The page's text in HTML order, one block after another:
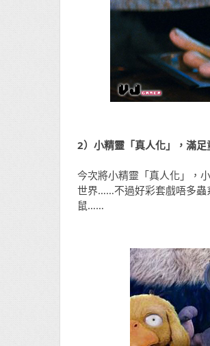
2）小精靈「真人化」，滿足
今次將小精靈「真人化」，
世界……不過好彩套戲唔多蟲
鼠……